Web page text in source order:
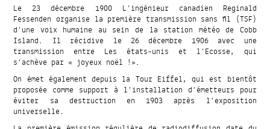
Le 23 décembre 1900 L’ingénieur canadien Reginald
Fessenden organise la première transmission sans fil (TSF)
d’une voix humaine au sein de la station météo de Cobb
Island. Il récidive le 26 décembre 1906 avec une
transmission entre Les états-unis et l’Ecosse, qui
s’achève par « joyeux noël !».
On émet également depuis la Tour Eiffel, qui est bientôt
proposée comme support à l’installation d’émetteurs pour
éviter sa destruction en 1903 après l’exposition
universelle.